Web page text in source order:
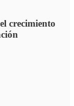
crecimiento